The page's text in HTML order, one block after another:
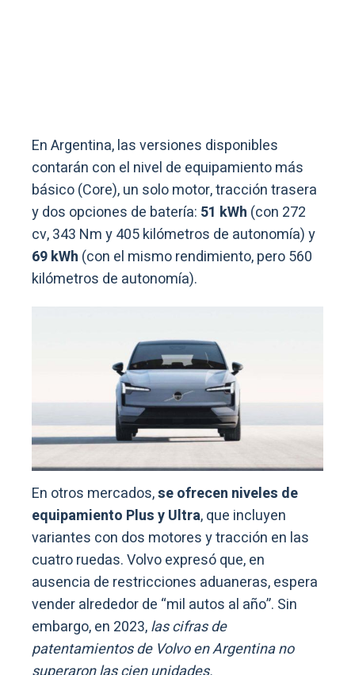
En Argentina, las versiones disponibles
contarán con el nivel de equipamiento más
básico (Core), un solo motor, tracción trasera
y dos opciones de batería: 51 kWh (con 272
cv, 343 Nm y 405 kilómetros de autonomía) y
69 kWh (con el mismo rendimiento, pero 560
kilómetros de autonomía).
En otros mercados,se ofrecen niveles de
equipamiento Plus y Ultra, que incluyen
variantes con dos motores y tracción en las
cuatro ruedas. Volvo expresó que, en
ausencia de restricciones aduaneras, espera
vender alrededor de “mil autos al año”. Sin
embargo, en 2023,las cifras de
patentamientos de Volvo en Argentina no